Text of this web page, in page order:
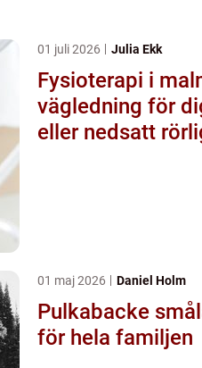
01 juli 2026 Julia Ekk
Fysioterapi i
vägledning för
eller nedsatt
01 maj 2026 Daniel Holm
Pulkabacke småland
för hela familjen